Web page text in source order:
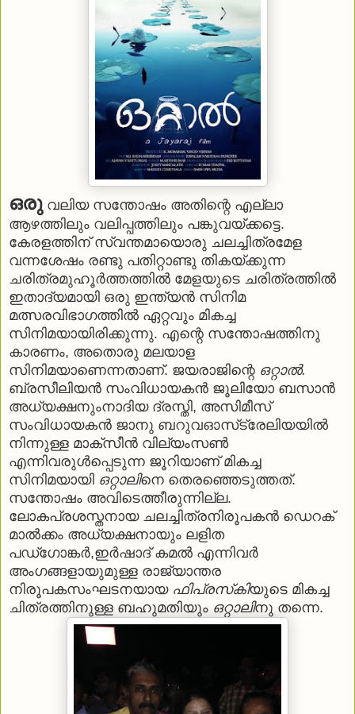
ഒരു വലിയ സന്തോഷം അതിന്റെ എല്ലാ
ആഴത്തിലും വലിപ്പത്തിലും പങ്കുവയ്ക്കട്ടെ.
കേരളത്തിന് സ്വന്തമായൊരു ചലച്ചിത്രമേള
വന്നശേഷം രണ്ടു പതിറ്റാണ്ടു തികയ്ക്കുന്ന
ചരിത്രമുഹൂര്‍ത്തത്തില്‍ മേളയുടെ ചരിത്രത്തില്‍
ഇതാദ്യമായി ഒരു ഇന്ത്യന്‍ സിനിമ
മത്സരവിഭാഗത്തില്‍ ഏറ്റവും മികച്ച
സിനിമയായിരിക്കുന്നു. എന്റെ സന്തോഷത്തിനു
കാരണം, അതൊരു മലയാള
സിനിമയാണെന്നതാണ്. ജയരാജിന്റെ ഒറ്റാല്‍.
ബ്രസീലിയന്‍ സംവിധായകന്‍ ജൂലിയോ ബസാന്‍
അധ്യക്ഷനുംനാദിയ ദ്രസ്തി, അസിമീസ്
സംവിധായകന്‍ ജാനു ബറുവഓസ്‌ട്രേലിയയില്‍
നിന്നുള്ള മാക്‌സീന്‍ വില്യംസണ്‍
എന്നിവരുള്‍പ്പെടുന്ന ജൂറിയാണ് മികച്ച
സിനിമയായി ഒറ്റാലിനെ തെരഞ്ഞെടുത്തത്.
സന്തോഷം അവിടെത്തീരുന്നില്ല.
ലോകപ്രശസ്തനായ ചലച്ചിത്രനിരൂപകന്‍ ഡെറക്
മാല്‍ക്കം അധ്യക്ഷനായും ലളിത
പഡ്‌ഗോങ്കര്‍,ഇര്‍ഷാദ് കമല്‍ എന്നിവര്‍
അംഗങ്ങളായുമുള്ള രാജ്യാന്തര
നിരൂപകസംഘടനയായ ഫിപ്രസ്‌കിയുടെ മികച്ച
ചിത്രത്തിനുള്ള ബഹുമതിയും ഒറ്റാലിനു തന്നെ.